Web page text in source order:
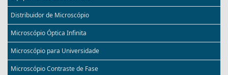
Distribuidor de Microscópio
Microscópio Óptica Infinita
Microscópio para Universidade
Microscópio Contraste de Fase